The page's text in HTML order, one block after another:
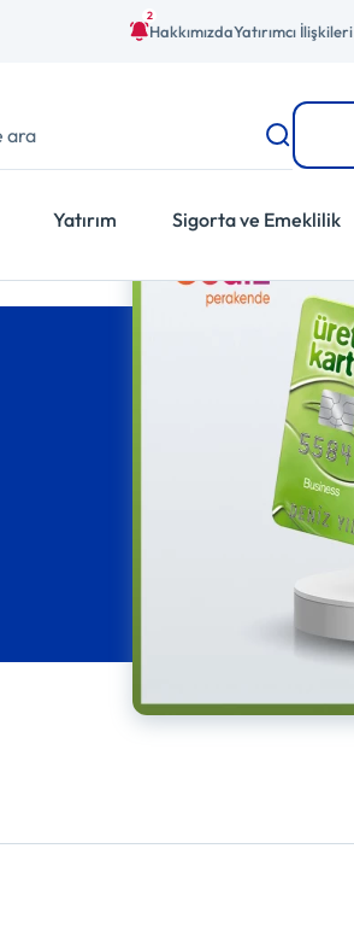
2
HakkımızdaYatırımcı İlişkileri
Yatırım Sigorta ve Emeklilik